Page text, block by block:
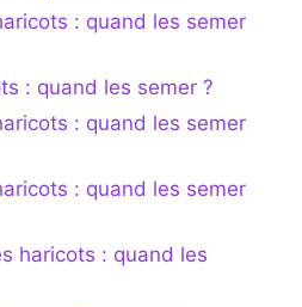
: quand les semer
: quand les semer ?
: quand les semer
: quand les semer
haricots : quand les